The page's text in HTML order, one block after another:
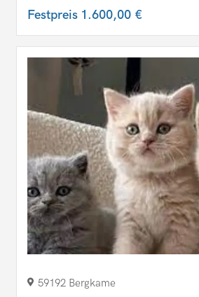
Festpreis 1.600,00 €
59192 Bergkame